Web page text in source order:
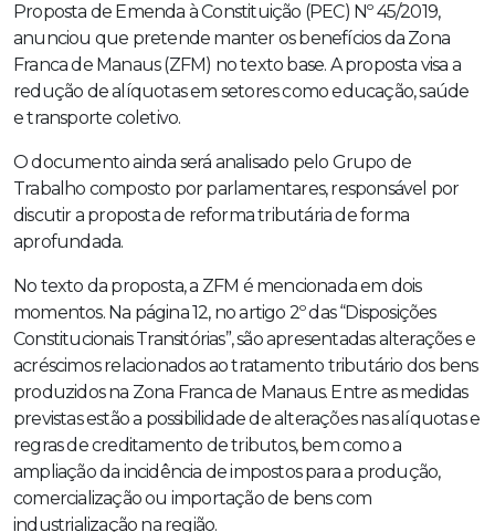
Proposta de Emenda à Constituição (PEC) Nº 45/2019,
anunciou que pretende manter os benefícios da Zona
Franca de Manaus (ZFM) no texto base. A proposta visa a
redução de alíquotas em setores como educação, saúde
e transporte coletivo.
O documento ainda será analisado pelo Grupo de
Trabalho composto por parlamentares, responsável por
discutir a proposta de reforma tributária de forma
aprofundada.
No texto da proposta, a ZFM é mencionada em dois
momentos. Na página 12, no artigo 2º das “Disposições
Constitucionais Transitórias”, são apresentadas alterações e
acréscimos relacionados ao tratamento tributário dos bens
produzidos na Zona Franca de Manaus. Entre as medidas
previstas estão a possibilidade de alterações nas alíquotas e
regras de creditamento de tributos, bem como a
ampliação da incidência de impostos para a produção,
comercialização ou importação de bens com
industrialização na região.